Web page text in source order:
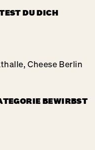
DU DICH
Cheese Berlin
BEWIRBST